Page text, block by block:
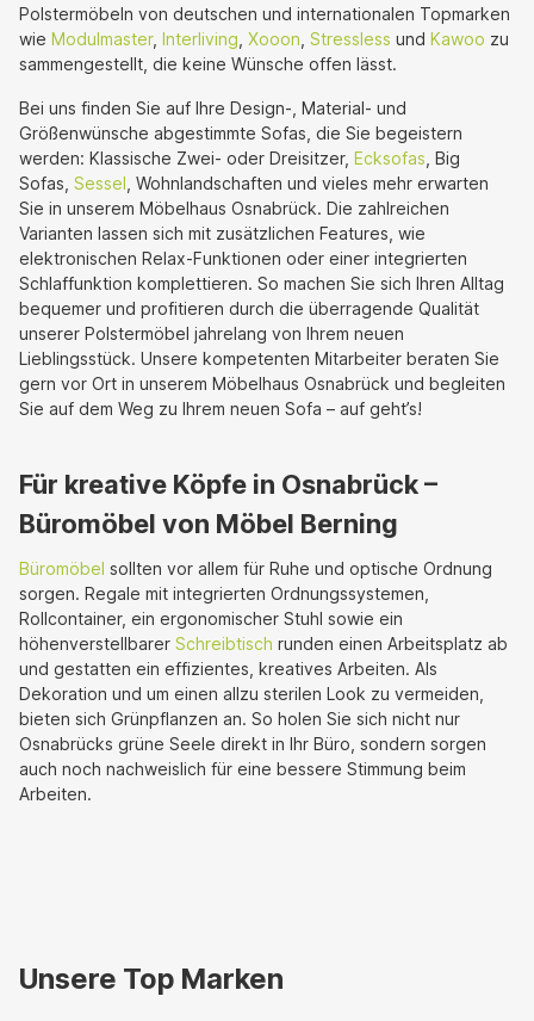
Polstermöbeln von deutschen und internationalen Topmarken
wie Modulmaster, Interliving Xooon Stressless und Kawoo zu
sammengestellt, die keine Wünsche offen lässt.
Bei uns finden Sie auf Ihre Design-, Material- und
Größenwünsche abgestimmte Sofas, die Sie begeistern
werden: Klassische Zwei- oder Dreisitzer, Ecksofas , Big
Sofas, Sessel , Wohnlandschaften und vieles mehr erwarten
Sie in unserem Möbelhaus Osnabrück. Die zahlreichen
Varianten lassen sich mit zusätzlichen Features, wie
elektronischen Relax-Funktionen oder einer integrierten
Schlaffunktion komplettieren. So machen Sie sich Ihren Alltag
bequemer und profitieren durch die überragende Qualität
unserer Polstermöbel jahrelang von Ihrem neuen
Lieblingsstück. Unsere kompetenten Mitarbeiter beraten Sie
gern vor Ort in unserem Möbelhaus Osnabrück und begleiten
Sie auf dem Weg zu Ihrem neuen Sofa – auf geht’s!
Für kreative Köpfe in Osnabrück –
Büromöbel von Möbel Berning
Büromöbel sollten vor allem für Ruhe und optische Ordnung
sorgen. Regale mit integrierten Ordnungssystemen,
Rollcontainer, ein ergonomischer Stuhl sowie ein
höhenverstellbarer Schreibtisch runden einen Arbeitsplatz ab
und gestatten ein effizientes, kreatives Arbeiten. Als
Dekoration und um einen allzu sterilen Look zu vermeiden,
bieten sich Grünpflanzen an. So holen Sie sich nicht nur
Osnabrücks grüne Seele direkt in Ihr Büro, sondern sorgen
auch noch nachweislich für eine bessere Stimmung beim
Arbeiten.
Unsere Top Marken